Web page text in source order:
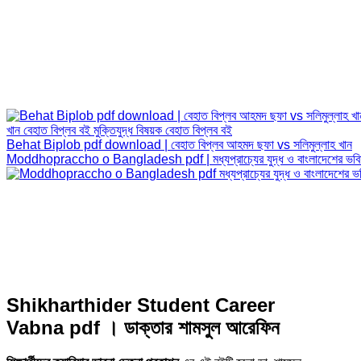
Behat Biplob pdf download | বেহাত বিপ্লব আহমদ ছফা vs সলিমুল্লাহ খান
Moddhopraccho o Bangladesh pdf | মধ্যপ্রাচ্যের যুদ্ধ ও বাংলাদেশের
Shikharthider Student Career
Vabna pdf । ডাক্তার শামসুল আরেফিন